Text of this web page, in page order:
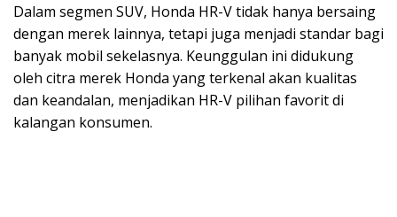
Dalam segmen SUV, Honda HR-V tidak hanya bersaing
dengan merek lainnya, tetapi juga menjadi standar bagi
banyak mobil sekelasnya. Keunggulan ini didukung
oleh citra merek Honda yang terkenal akan kualitas
dan keandalan, menjadikan HR-V pilihan favorit di
kalangan konsumen.